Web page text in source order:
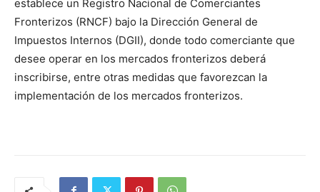
establece un Registro Nacional de Comerciantes
Fronterizos (RNCF) bajo la Dirección General de
Impuestos Internos (DGII), donde todo comerciante que
desee operar en los mercados fronterizos deberá
inscribirse, entre otras medidas que favorezcan la
implementación de los mercados fronterizos.